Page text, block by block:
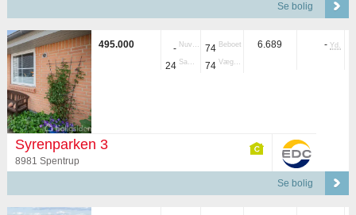
Se bolig
495.000 - Nuvær.
24 Samlet
74 Beboet
74 Vægtet
6.689 -Yd.
Syrenparken 3
8981 Spentrup
Se bolig